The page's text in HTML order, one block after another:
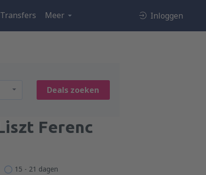
Transfers Meer Inloggen
Deals zoeken
Ferenc
15 - 21 dagen